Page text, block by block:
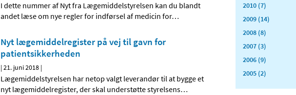
I dette nummer af Nyt fra Lægemiddelstyrelsen kan du blandt
andet læse om nye regler for indførsel af medicin for…
Nyt lægemiddelregister på vej til gavn for
patientsikkerheden
|21. juni 2018 |
Lægemiddelstyrelsen har netop valgt leverandør til at bygge et
nyt lægemiddelregister, der skal understøtte styrelsens…
2010 (7)
2009 (14)
2008 (8)
2007 (3)
2006 (9)
2005 (2)